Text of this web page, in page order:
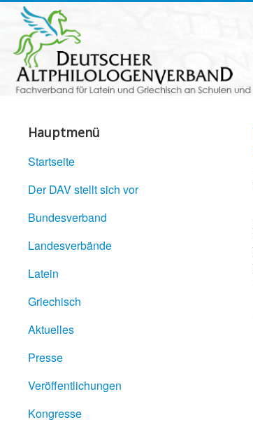
Hauptmenü
Startseite
Der DAV stellt sich vor
Bundesverband
Landesverbände
Latein
Griechisch
Aktuelles
Presse
Veröffentlichungen
Kongresse